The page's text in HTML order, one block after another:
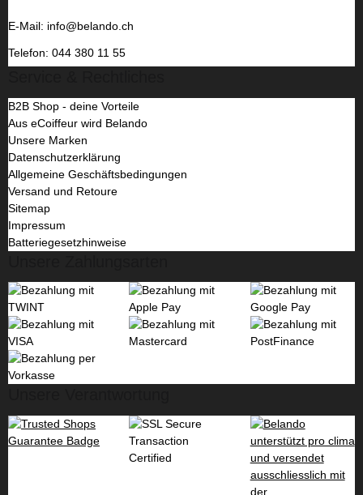
E-Mail: info@belando.ch
Telefon: 044 380 11 55
B2B Shop - deine Vorteile
Aus eCoiffeur wird Belando
Unsere Marken
Datenschutzerklärung
Allgemeine Geschäftsbedingungen
Versand und Retoure
Sitemap
Impressum
Batteriegesetzhinweise